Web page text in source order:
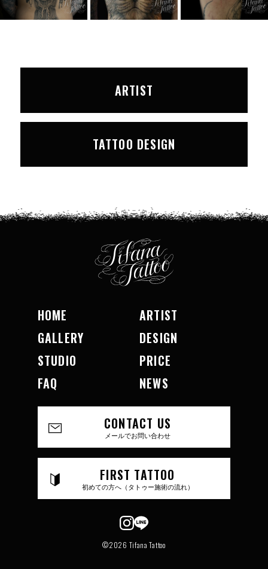
ARTIST
TATTOO DESIGN
HOME
ARTIST
GALLERY
DESIGN
STUDIO
PRICE
FAQ
NEWS
CONTACT US
メールでお問い合わせ
FIRST TATTOO
初めての方へ（タトゥー施術の流れ）
©2026 Tifana Tattoo